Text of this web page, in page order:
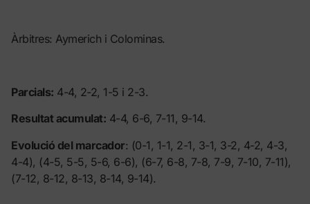
Àrbitres: Aymerich i Colominas.
Parcials: 4-4, 2-2, 1-5 i 2-3.
Resultat acumulat: 4-4, 6-6, 7-11, 9-14.
Evolució del marcador: (0-1, 1-1, 2-1, 3-1, 3-2, 4-2, 4-3,
4-4), (4-5, 5-5, 5-6, 6-6), (6-7, 6-8, 7-8, 7-9, 7-10, 7-11),
(7-12, 8-12, 8-13, 8-14, 9-14).